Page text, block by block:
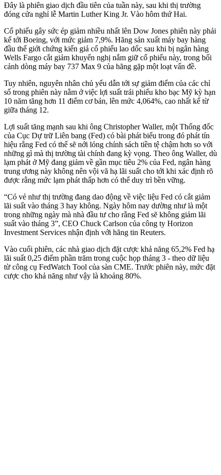
Đây là phiên giao dịch đầu tiên của tuần này, sau khi thị trường
đóng cửa nghỉ lễ Martin Luther King Jr. Vào hôm thứ Hai.
Cổ phiếu gây sức ép giảm nhiều nhất lên Dow Jones phiên này phải
kể tới Boeing, với mức giảm 7,9%. Hãng sản xuất máy bay hàng
đầu thế giới chứng kiến giá cổ phiếu lao dốc sau khi bị ngân hàng
Wells Fargo cắt giảm khuyến nghị nắm giữ cổ phiếu này, trong bối
cảnh dòng máy bay 737 Max 9 của hãng gặp một loạt vấn đề.
Tuy nhiên, nguyên nhân chủ yếu dẫn tới sự giảm điểm của các chỉ
số trong phiên này nằm ở việc lợi suất trái phiếu kho bạc Mỹ kỳ hạn
10 năm tăng hơn 11 điểm cơ bản, lên mức 4,064%, cao nhất kể từ
giữa tháng 12.
Lợi suất tăng mạnh sau khi ông Christopher Waller, một Thống đốc
của Cục Dự trữ Liên bang (Fed) có bài phát biểu trong đó phát tín
hiệu rằng Fed có thể sẽ nới lỏng chính sách tiền tệ chậm hơn so với
những gì mà thị trường tài chính đang kỳ vọng. Theo ông Waller, dù
lạm phát ở Mỹ đang giảm về gần mục tiêu 2% của Fed, ngân hàng
trung ương này không nên vội vã hạ lãi suất cho tới khi xác định rõ
được rằng mức lạm phát thấp hơn có thể duy trì bền vững.
“Có vẻ như thị trường đang dao động về việc liệu Fed có cắt giảm
lãi suất vào tháng 3 hay không. Ngày hôm nay dường như là một
trong những ngày mà nhà đầu tư cho rằng Fed sẽ không giảm lãi
suất vào tháng 3”, CEO Chuck Carlson của công ty Horizon
Investment Services nhận định với hãng tin Reuters.
Vào cuối phiên, các nhà giao dịch đặt cược khả năng 65,2% Fed hạ
lãi suất 0,25 điểm phần trăm trong cuộc họp tháng 3 - theo dữ liệu
từ công cụ FedWatch Tool của sàn CME. Trước phiên này, mức đặt
cược cho khả năng như vậy là khoảng 80%.